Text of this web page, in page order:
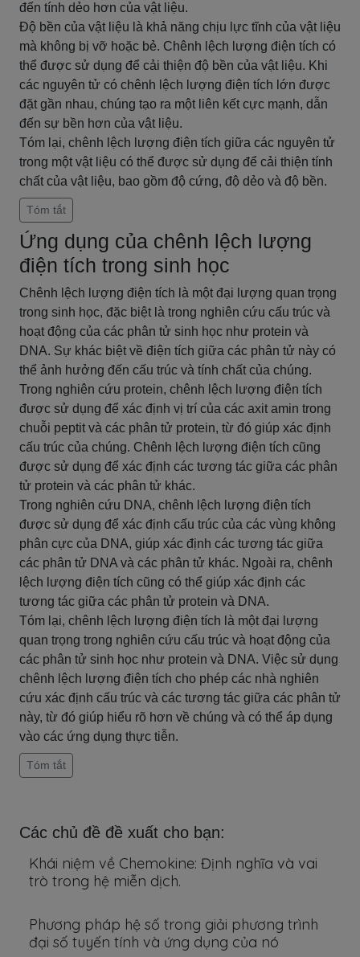
đến tính dẻo hơn của vật liệu.
Độ bền của vật liệu là khả năng chịu lực tĩnh của vật liệu
mà không bị vỡ hoặc bẻ. Chênh lệch lượng điện tích có
thể được sử dụng để cải thiện độ bền của vật liệu. Khi
các nguyên tử có chênh lệch lượng điện tích lớn được
đặt gần nhau, chúng tạo ra một liên kết cực mạnh, dẫn
đến sự bền hơn của vật liệu.
Tóm lại, chênh lệch lượng điện tích giữa các nguyên tử
trong một vật liệu có thể được sử dụng để cải thiện tính
chất của vật liệu, bao gồm độ cứng, độ dẻo và độ bền.
Tóm tắt
Ứng dụng của chênh lệch lượng
điện tích trong sinh học
Chênh lệch lượng điện tích là một đại lượng quan trọng
trong sinh học, đặc biệt là trong nghiên cứu cấu trúc và
hoạt động của các phân tử sinh học như protein và
DNA. Sự khác biệt về điện tích giữa các phân tử này có
thể ảnh hưởng đến cấu trúc và tính chất của chúng.
Trong nghiên cứu protein, chênh lệch lượng điện tích
được sử dụng để xác định vị trí của các axit amin trong
chuỗi peptit và các phân tử protein, từ đó giúp xác định
cấu trúc của chúng. Chênh lệch lượng điện tích cũng
được sử dụng để xác định các tương tác giữa các phân
tử protein và các phân tử khác.
Trong nghiên cứu DNA, chênh lệch lượng điện tích
được sử dụng để xác định cấu trúc của các vùng không
phân cực của DNA, giúp xác định các tương tác giữa
các phân tử DNA và các phân tử khác. Ngoài ra, chênh
lệch lượng điện tích cũng có thể giúp xác định các
tương tác giữa các phân tử protein và DNA.
Tóm lại, chênh lệch lượng điện tích là một đại lượng
quan trọng trong nghiên cứu cấu trúc và hoạt động của
các phân tử sinh học như protein và DNA. Việc sử dụng
chênh lệch lượng điện tích cho phép các nhà nghiên
cứu xác định cấu trúc và các tương tác giữa các phân tử
này, từ đó giúp hiểu rõ hơn về chúng và có thể áp dụng
vào các ứng dụng thực tiễn.
Tóm tắt
Các chủ đề đề xuất cho bạn:
Khái niệm về Chemokine: Định nghĩa và vai
trò trong hệ miễn dịch.
Phương pháp hệ số trong giải phương trình
đại số tuyến tính và ứng dụng của nó